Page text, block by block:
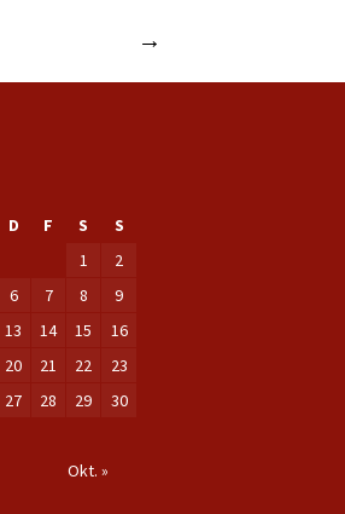
→
D F S
S
1
2
6 7 8
9
13 14 15
16
20 21 22
23
27 28 29
30
Okt. »